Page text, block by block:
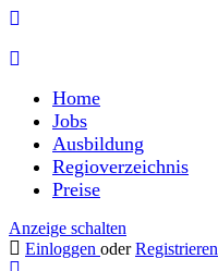
Home
Jobs
Ausbildung
Regioverzeichnis
Preise
Anzeige schalten
Einloggen oder Registrieren